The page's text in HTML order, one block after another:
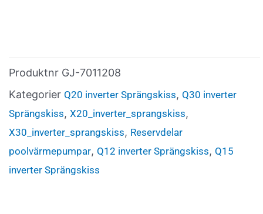
Produktnr GJ-7011208
Kategorier Q20 inverter Sprängskiss, Q30 inverter
Sprängskiss, X20_inverter_sprangskiss,
X30_inverter_sprangskiss, Reservdelar
poolvärmepumpar, Q12 inverter Sprängskiss, Q15
inverter Sprängskiss